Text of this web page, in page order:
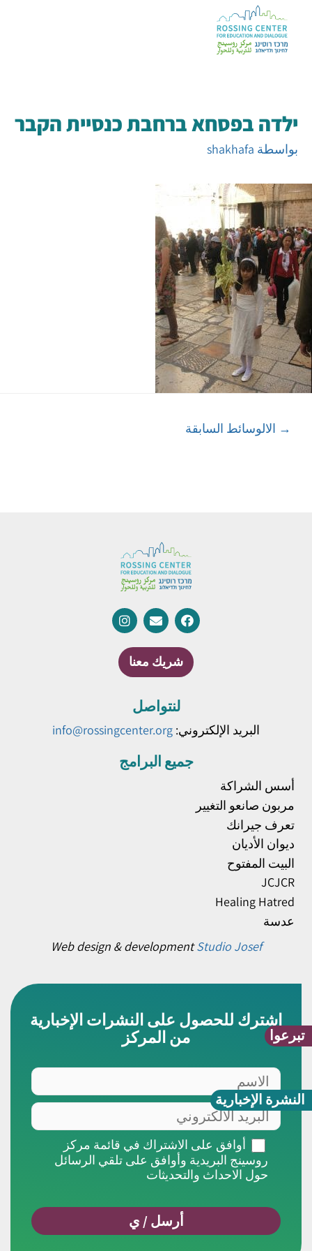
ילדה בפסחא ברחבת כנסיית הקבר
بواسطة shakhafa
→ الالوسائط السابقة
تبرعوا
النشرة الإخبارية
شريك معنا
لنتواصل
البريد الإلكتروني: info@rossingcenter.org
جميع البرامج
أسس الشراكة
مربون صانعو التغيير
تعرف جيرانك
ديوان الأديان
البيت المفتوح
JCJCR
Healing Hatred
عدسة
Web design & developmentStudio Josef
اشترك للحصول على النشرات الإخبارية
من المركز
الاسم
البريد
الالكتروني
أوافق
على
الاشتراك
مركز
روسينج
أوافق على الاشتراك في قائمة مركز
روسينج البريدية وأوافق على تلقي الرسائل
حول الاحداث والتحديثات